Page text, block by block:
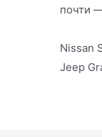
почти
Nissan
Jeep